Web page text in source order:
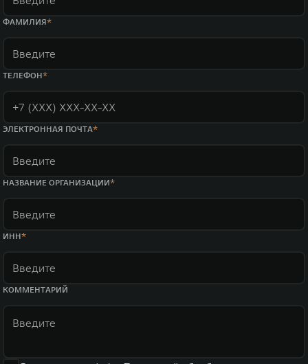
ФАМИЛИЯ
ТЕЛЕФОН
ЭЛЕКТРОННАЯ ПОЧТА
НАЗВАНИЕ ОРГАНИЗАЦИИ
ИНН
КОММЕНТАРИЙ